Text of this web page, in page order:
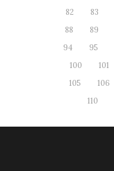
82
83
88
89
94
95
100
101
105
106
110